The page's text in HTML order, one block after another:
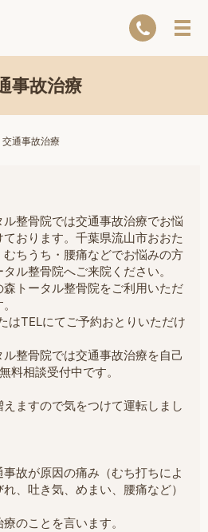
事故治療
交通事故治療
整骨院では交通事故治療でお悩
おります。千葉県流山市おおた
ちうち・腰痛などでお悩みの方
ル整骨院へご来院ください。
トータル整骨院をご利用いただ
はTELにてご予約おとりいただけ
整骨院では交通事故治療を自己
料相談受付中です。
ますので気をつけて運転しまし
故が原因の痛み（むち打ちによ
、吐き気、めまい、腰痛など）
のことを言います。